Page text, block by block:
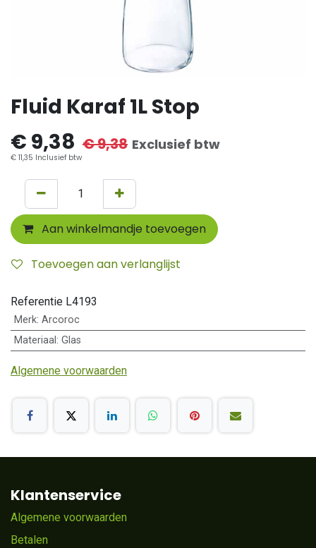
Fluid Karaf 1L Stop
€ 9,38 €9,38 Exclusief btw
€ 11,35 Inclusief btw
Aan winkelmandje toevoegen
Toevoegen aan verlanglijst
Referentie L4193
Merk: Arcoroc
Materiaal : Glas
Algemene voorwaarden
Klantenservice
Algemene voorwaarden
Betalen